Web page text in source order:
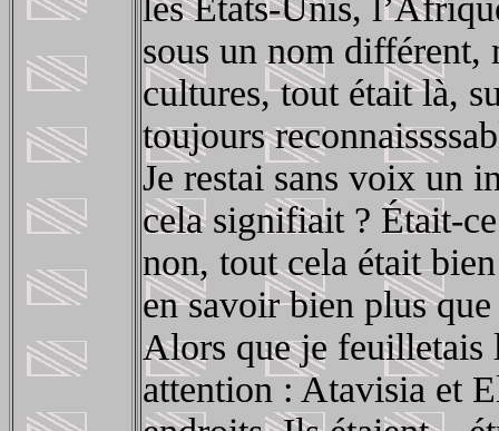
les États-Unis,
sous un nom différent,
cultures, tout était là,
toujours
Je restai sans voix un
cela signifiait ? Était-
non, tout cela était
en savoir bien plus
Alors que je feuilletais
attention : Atavisia et